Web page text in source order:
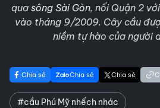
qua sông Sài Gòn, nối Quận 2
vào tháng 9/2009. Cây cầu
niềm tự hào của người
Chia sẻ Chia sẻ Chia sẻ
#cầu Phú Mỹ nhếch nhác